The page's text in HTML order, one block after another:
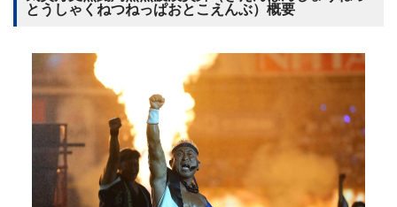
とうしゃくねつねっぱおとこえんぶ）概要